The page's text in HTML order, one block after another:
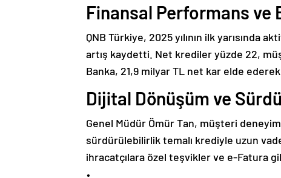
Finansal Performans ve
QNB Türkiye, 2025 yılının ilk yarısında
artış kaydetti. Net krediler yüzde 22,
Banka, 21,9 milyar TL net kar elde
Dijital Dönüşüm ve
Genel Müdür Ömür Tan, müşteri
sürdürülebilirlik temalı krediyle uzun
ihracatçılara özel teşvikler ve e-Fatura